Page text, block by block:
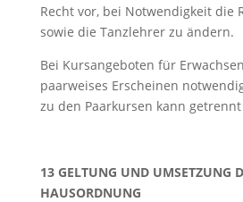
Recht vor, bei Notwendigkeit die
sowie die Tanzlehrer zu ändern.
Bei Kursangeboten für
paarweises Erscheinen
zu den Paarkursen kann
13 GELTUNG UND UMSETZUNG
HAUSORDNUNG